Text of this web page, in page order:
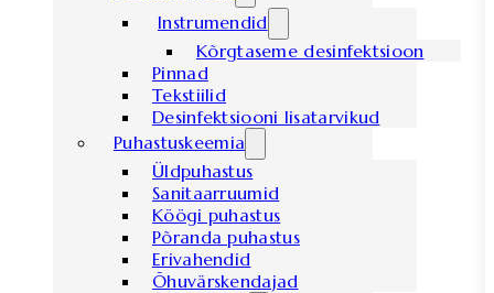
Instrumendid
Kõrgtaseme desinfektsioon
Pinnad
Tekstiilid
Desinfektsiooni lisatarvikud
Puhastuskeemia
Üldpuhastus
Sanitaarruumid
Köögi puhastus
Põranda puhastus
Erivahendid
Õhuvärskendajad